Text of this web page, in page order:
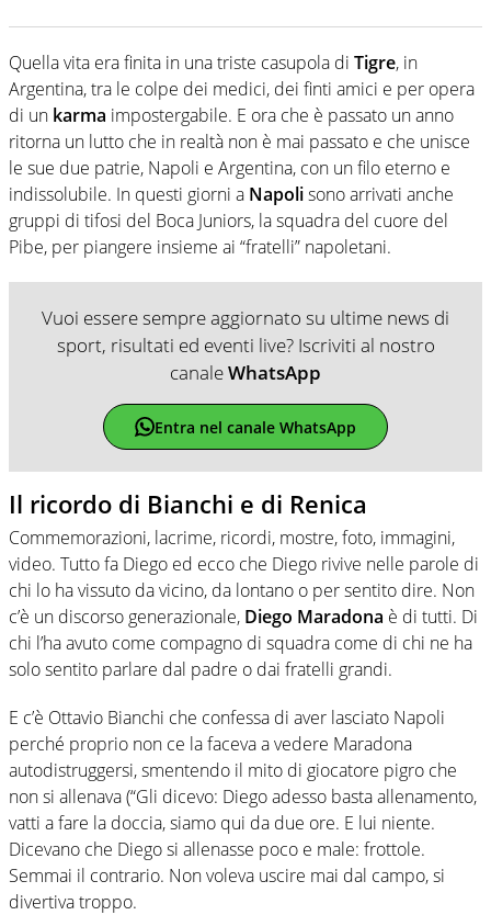
Quella vita era finita in una triste casupola di Tigre, in
Argentina, tra le colpe dei medici, dei finti amici e per opera
di un karma impostergabile. E ora che è passato un anno
ritorna un lutto che in realtà non è mai passato e che unisce
le sue due patrie, Napoli e Argentina, con un filo eterno e
indissolubile. In questi giorni a Napolisono arrivati anche
gruppi di tifosi del Boca Juniors, la squadra del cuore del
Pibe, per piangere insieme ai “fratelli” napoletani.
Vuoi essere sempre aggiornato su ultime news di
sport, risultati ed eventi live? Iscriviti al nostro
canaleWhatsApp
Entra nel canale WhatsApp
Il ricordo di Bianchi e di Renica
Commemorazioni, lacrime, ricordi, mostre, foto, immagini,
video. Tutto fa Diego ed ecco che Diego rivive nelle parole di
chi lo ha vissuto da vicino, da lontano o per sentito dire. Non
c’è un discorso generazionale, Diego Maradona è di tutti. Di
chi l’ha avuto come compagno di squadra come di chi ne ha
solo sentito parlare dal padre o dai fratelli grandi.
E c’è Ottavio Bianchi che confessa di aver lasciato Napoli
perché proprio non ce la faceva a vedere Maradona
autodistruggersi, smentendo il mito di giocatore pigro che
non si allenava (“Gli dicevo: Diego adesso basta allenamento,
vatti a fare la doccia, siamo qui da due ore. E lui niente.
Dicevano che Diego si allenasse poco e male: frottole.
Semmai il contrario. Non voleva uscire mai dal campo, si
divertiva troppo.